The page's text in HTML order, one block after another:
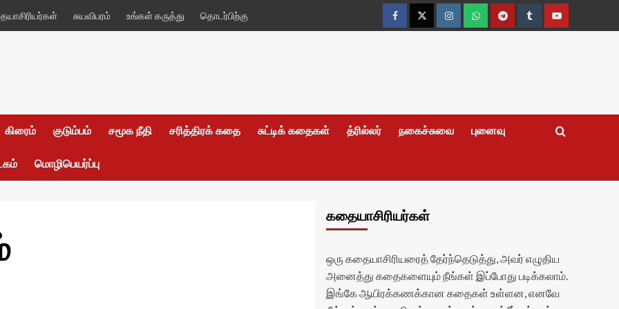
சுயவிபரம் உங்கள் கருத்து தொடர்பிற்கு
FacebookTwitterInstagramWhatsappTelegramTumblrYouTube
கிரைம் குடும்பம் சமூக நீதி சரித்திரக் கதை சுட்டிக் கதைகள் த்ரில்லர் நகைச்சுவை புனைவு
மொழிபெயர்ப்பு
கதையாசிரியர்கள்
ஒரு கதையாசிரியரைத் தேர்ந்தெடுத்து, அவர் எழுதிய
அனைத்து கதைகளையும் நீங்கள் இப்போது படிக்கலாம்.
இங்கே ஆயிரக்கணக்கான கதைகள் உள்ளன, எனவே